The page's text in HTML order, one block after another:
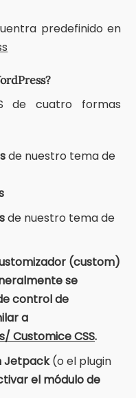
predefinido en
de cuatro formas
de nuestro tema de
de nuestro tema de
(custom)
se
control de
a
Customice CSS.
Jetpack(o el plugin
el módulo de